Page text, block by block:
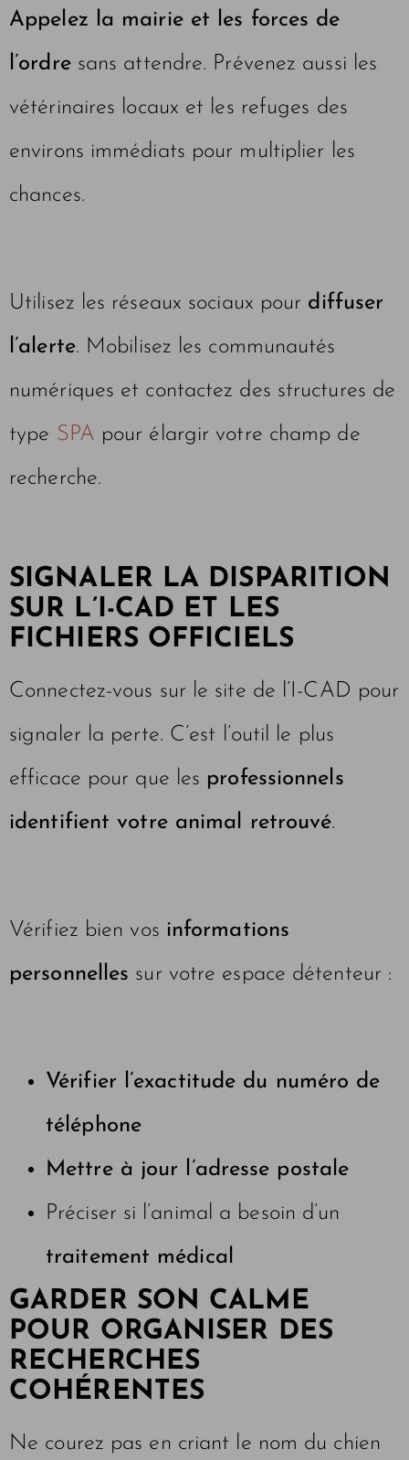
Appelez la mairie et les forces de
l’ordresans attendre. Prévenez aussi les
vétérinaires locaux et les refuges des
environs immédiats pour multiplier les
chances.
Utilisez les réseaux sociaux pour diffuser
l’alerte. Mobilisez les communautés
numériques et contactez des structures de
type SPA pour élargir votre champ de
recherche.
SIGNALER LA DISPARITION
SUR L’I-CAD ET LES
FICHIERS OFFICIELS
Connectez-vous sur le site de l’I-CAD pour
signaler la perte. C’est l’outil le plus
efficace pour que les professionnels
identifient votre animal retrouvé.
Vérifiez bien vos informations
personnelles sur votre espace détenteur :
Vérifier l’exactitude du numéro de
téléphone
Mettre à jour l’adresse postale
Préciser si l’animal a besoin d’un
traitement médical
GARDER SON CALME
POUR ORGANISER DES
RECHERCHES
COHÉRENTES
Ne courez pas en criant le nom du chien